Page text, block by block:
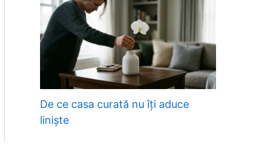
De ce casa curată nu îți aduce
liniște